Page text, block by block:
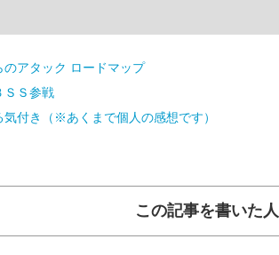
のアタック ロードマップ
ＳＳ参戦
気付き（※あくまで個人の感想です）
この記事を書いた人